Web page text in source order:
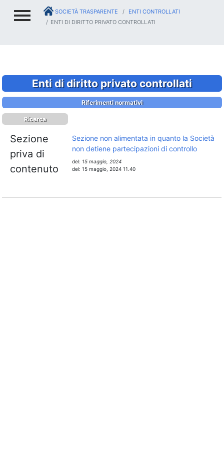
SOCIETÀ TRASPARENTE
ENTI CONTROLLATI
ENTI DI DIRITTO PRIVATO CONTROLLATI
Enti di diritto privato controllati
Riferimenti normativi
Ricerca
Sezione
priva di
contenuto
Sezione non alimentata in quanto la Società
non detiene partecipazioni di controllo
del: 15 maggio, 2024
del:15 maggio, 2024 11.40